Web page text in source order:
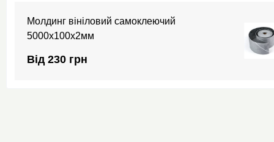
Молдинг вініловий самоклеючий
5000х100х2мм
Від 230 грн